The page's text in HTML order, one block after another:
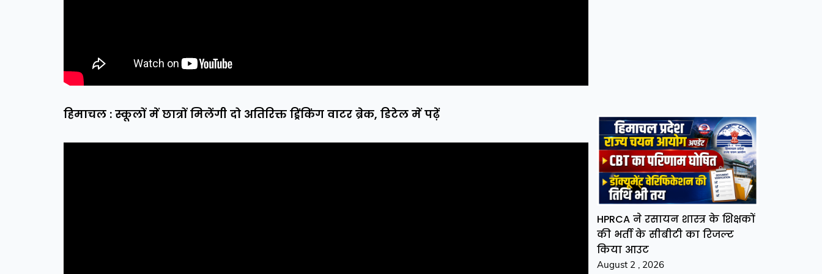
हिमाचल : स्कूलों में छात्रों मिलेंगी दो अतिरिक्त ड्रिंकिंग वाटर ब्रेक, डिटेल में पढ़ें
HPRCA ने रसायन शास्त्र के शिक्षकों
की भर्ती के सीबीटी का रिजल्ट
किया आउट
August 2 , 2026